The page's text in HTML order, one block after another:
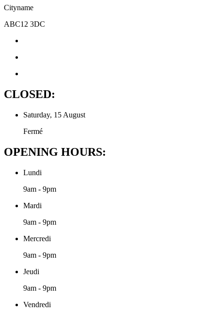
Cityname
ABC12 3DC
CLOSED:
Saturday, 15 August
Fermé
OPENING HOURS:
Lundi
9am - 9pm
Mardi
9am - 9pm
Mercredi
9am - 9pm
Jeudi
9am - 9pm
Vendredi